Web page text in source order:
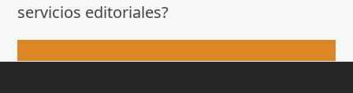
servicios editoriales?